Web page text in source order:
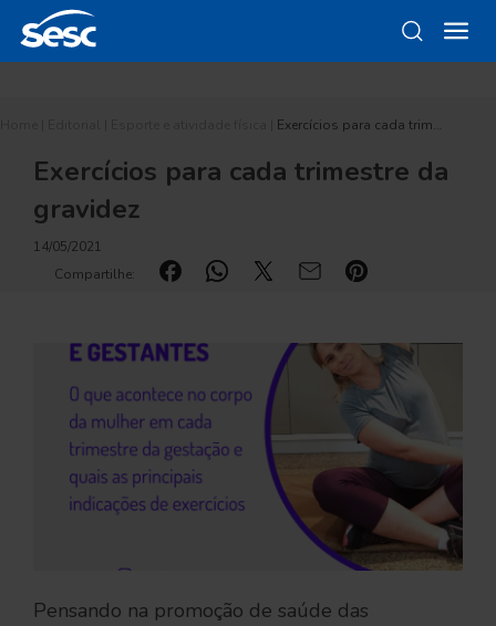
Exercícios para cada trim…
Exercícios para cada trimestre da
gravidez
14/05/2021
Compartilhe:
Pensando na promoção de saúde das